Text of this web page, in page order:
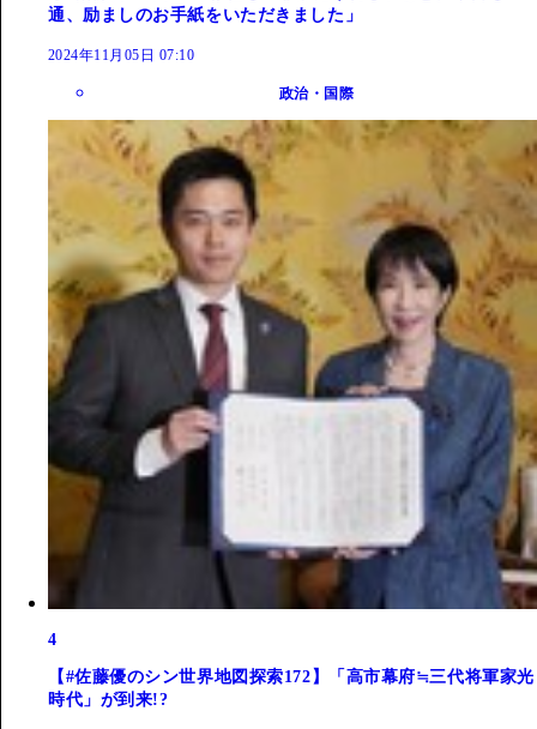
通、励ましのお手紙をいただきました」
2024年11月05日 07:10
政治・国際
4
【#佐藤優のシン世界地図探索172】「高市幕府≒三代将軍家光
時代」が到来!?